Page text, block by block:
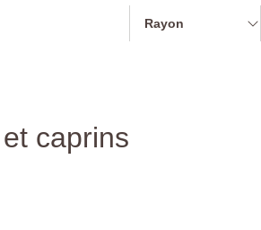
Rayon
caprins